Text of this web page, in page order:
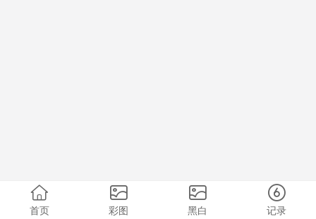
首页 彩图 黑白 记录